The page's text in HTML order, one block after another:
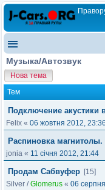
Музыка/Автозвук
Нова тема
Тем
Подключение акустики
Felix « 06 жовтня 2012, 23:36
Распиновка магнитолы.
jonia « 11 січня 2012, 21:44
Продам Сабвуфер [15]
Silver /Glomerus « 06